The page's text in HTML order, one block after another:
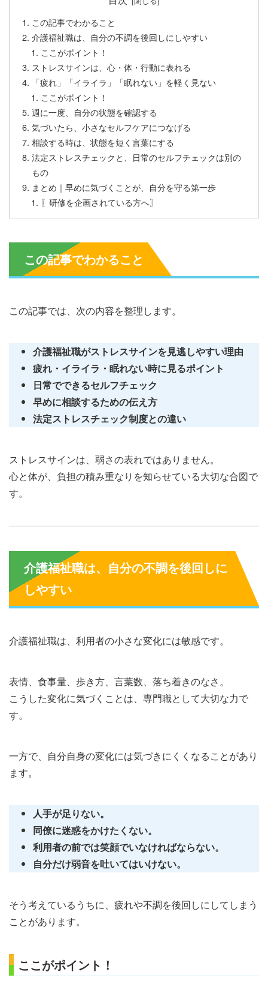
この記事でわかること
介護福祉職は、自分の不調を後回しにしやすい
ここがポイント！
ストレスサインは、心・体・行動に表れる
「疲れ」「イライラ」「眠れない」を軽く見ない
ここがポイント！
週に一度、自分の状態を確認する
気づいたら、小さなセルフケアにつなげる
相談する時は、状態を短く言葉にする
法定ストレスチェックと、日常のセルフチェックは別の
もの
まとめ｜早めに気づくことが、自分を守る第一歩
〖研修を企画されている方へ〗
この記事でわかること
この記事では、次の内容を整理します。
介護福祉職がストレスサインを見逃しやすい理由
疲れ・イライラ・眠れない時に見るポイント
日常でできるセルフチェック
早めに相談するための伝え方
法定ストレスチェック制度との違い
ストレスサインは、弱さの表れではありません。
心と体が、負担の積み重なりを知らせている大切な合図で
す。
介護福祉職は、自分の不調を後回しに
しやすい
介護福祉職は、利用者の小さな変化には敏感です。
表情、食事量、歩き方、言葉数、落ち着きのなさ。
こうした変化に気づくことは、専門職として大切な力で
す。
一方で、自分自身の変化には気づきにくくなることがあり
ます。
人手が足りない。
同僚に迷惑をかけたくない。
利用者の前では笑顔でいなければならない。
自分だけ弱音を吐いてはいけない。
そう考えているうちに、疲れや不調を後回しにしてしまう
ことがあります。
ここがポイント！